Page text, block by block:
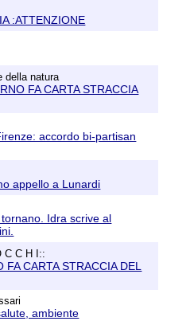
:ATTENZIONE
della natura
FA CARTA STRACCIA
accordo bi-partisan
appello a Lunardi
Idra scrive al
C C H I::
CARTA STRACCIA DEL
ambiente